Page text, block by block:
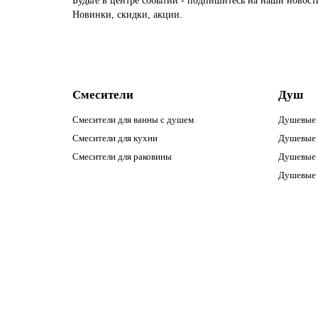
Новинки, скидки, акции.
Смесители
Смесители для ванны с душем
Смесители для кухни
Смесители для раковины
Душ
Душевые
Душевые
Душевые
Душевые